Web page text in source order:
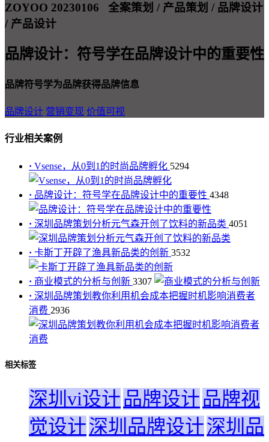
ZOYOO 20230106
全案策划 / 产品策划 / 品牌设计
/ 产品设计
品牌设计：符号学在品牌设计中的重要性
品牌符号学为品牌获得品牌信息
品牌设计 营销变现 价值可视
行业相关案例
· Vsense，从0到1的时尚品牌孵化 5294
· 品牌设计：符号学在品牌设计中的重要性 4348
· 深圳品牌策划分析元气森开创了饮料的新品类 4051
· 卡斯丁开辟了渔具新品类的创新 3532
· 商业模式的分析与创新 3307
· 深圳品牌策划教你利用机会成本把握时机影响消费者
消费 2936
相关标签
深圳vi设计品牌设计品牌视
觉设计深圳品牌设计深圳品